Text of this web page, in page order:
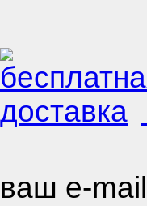
ваш e-mail